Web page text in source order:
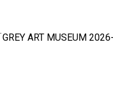
ART MUSEUM